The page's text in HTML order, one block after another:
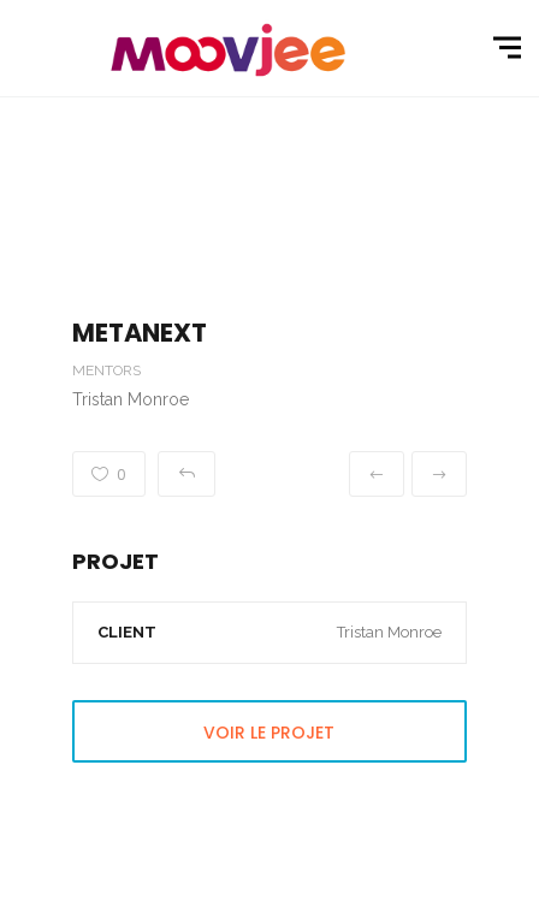
METANEXT
MENTORS
Tristan Monroe
0
PROJET
CLIENT Tristan Monroe
VOIR LE PROJET